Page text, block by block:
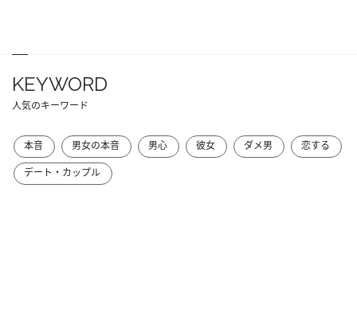
KEYWORD
人気のキーワード
本音 男女の本音 男心 彼女 ダメ男
恋する
デート・カップル